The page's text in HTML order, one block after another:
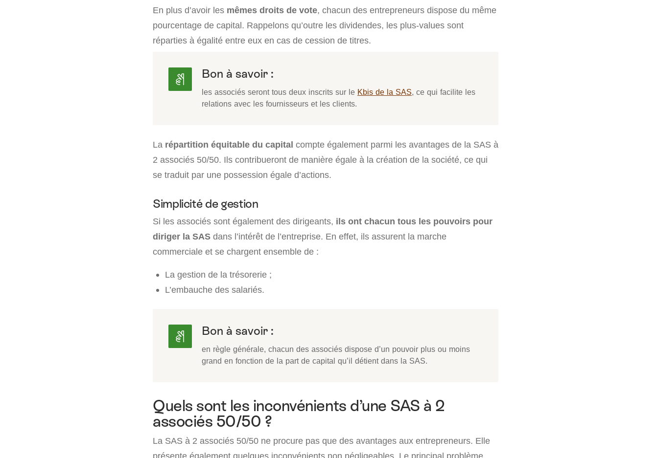
En plus d’avoir les mêmes droits de vote, chacun des entrepreneurs dispose du même
pourcentage de capital. Rappelons qu’outre les dividendes, les plus-values sont
réparties à égalité entre eux en cas de cession de titres.
Bon à savoir :
les associés seront tous deux inscrits sur le Kbis de la SAS, ce qui facilite les
relations avec les fournisseurs et les clients.
La répartition équitable du capital compte également parmi les avantages de la SAS à
2 associés 50/50. Ils contribueront de manière égale à la création de la société, ce qui
se traduit par une possession égale d’actions.
Simplicité de gestion
Si les associés sont également des dirigeants, ils ont chacun tous les pouvoirs pour
diriger la SAS dans l’intérêt de l’entreprise. En effet, ils assurent la marche
commerciale et se chargent ensemble de :
La gestion de la trésorerie ;
L’embauche des salariés.
Bon à savoir :
en règle générale, chacun des associés dispose d’un pouvoir plus ou moins
grand en fonction de la part de capital qu’il détient dans la SAS.
Quels sont les inconvénients d’une SAS à 2
associés 50/50 ?
La SAS à 2 associés 50/50 ne procure pas que des avantages aux entrepreneurs. Elle
présente également quelques inconvénients non négligeables. Le principal problème